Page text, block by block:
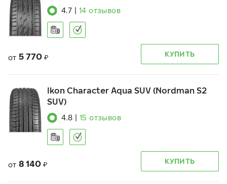
4.7 14 отзывов
от 5 770 ₽ КУПИТЬ
Ikon Character Aqua SUV (Nordman S2
SUV)
4.8 15 отзывов
от 8 140 ₽ КУПИТЬ